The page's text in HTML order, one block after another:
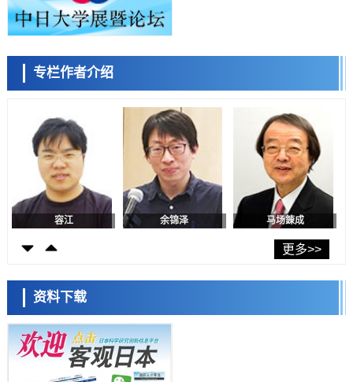
劣化抑制机制，为提升轮胎安全性与耐久性的材料设计开辟道路
科学研究
近畿大学等发现植物染料“日本茜”的红色成分可抑制老化与炎症，有望
科学研究
群马大学开发针对难治性癫痫的新型基因疗法，利用超小型GAD67启动
子抑制发作
九州大学揭示夜间眼压升高机制：两种激素波动叠加所致
科学研究
东京都产技研采用新手法开发出可稳定工作至300℃的介电材料，已验
证电容器可在汽车发动机等高温环境下工作
经济・社会
日本生成式AI使用者占比一年内翻倍，但与中美德仍有较大差距
政策
日本修订首都直下型地震紧急对策：目标为死亡人数至少减半，重点强
福井大学发现细胞记忆过往并抑制反应的机制，阐明即便DNA相同反应
迥异之谜
科学研究
神户大学确认口服癌症疫苗B440单药给药的安全性，在转移性尿路上皮
癌患者中开展临床试验
政策
日本发布《令和8年版科学技术与创新白皮书》，解读第七期基本计划
专栏作者介绍
陈小牧 李鸥 安宁
容江 余锦泽 马场錬成
日本科学未来馆 科学交
流员
更多>>
资料下载